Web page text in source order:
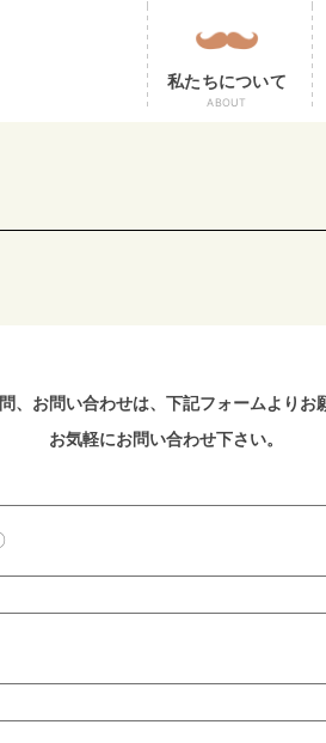
私たちについて
ABOUT
、お問い合わせは、 下記フォームよりお
お気軽にお問い合わせ下さい。